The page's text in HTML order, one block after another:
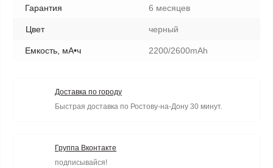
Гарантия 6 месяцев
Цвет черный
Емкость, мА•ч 2200/2600mAh
Доставка по городу
Быстрая доставка по Ростову-на-Дону 30 минут.
Группа Вконтакте
подписывайся!